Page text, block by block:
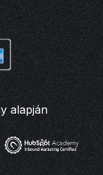
alapján